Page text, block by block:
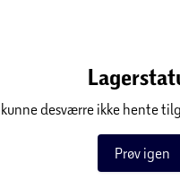
kunne desværre ikke hente
Prøv igen